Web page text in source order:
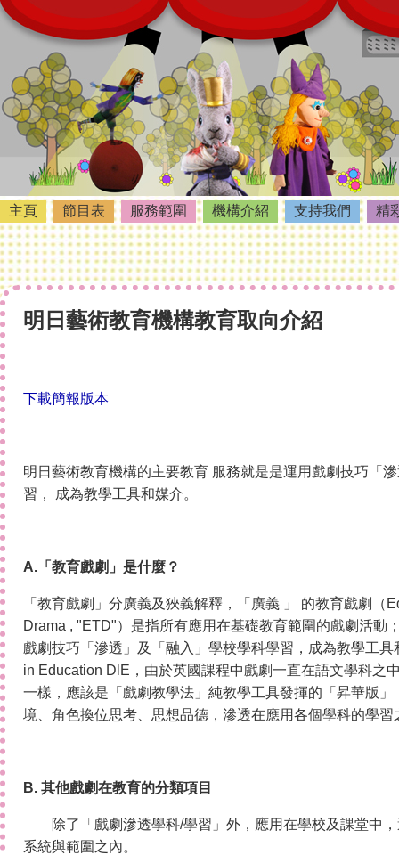
主頁 節目表 服務範圍 機構介紹 支持我們 精
明日藝術教育機構教育取向介紹
下載簡報版本
明日藝術教育機構的主要教育 服務就是是運用戲劇技巧「
習， 成為教學工具和媒介。
A. 「教育戲劇」是什麼？
「教育戲劇」分廣義及狹義解釋，「廣義 」 的教育戲劇（
Drama , "ETD"）是指所有應用在基礎教育範圍的戲劇活動
戲劇技巧「滲透」及「融入」學校學科學習，成為教學工
in Education DlE，由於英國課程中戲劇一直在語文學科之
一樣，應該是「戲劇教學法」純教學工具發揮的「昇華版
境、角色換位思考、思想品德，滲透在應用各個學科的學習
B. 其他戲劇在教育的分類項目
除了「戲劇滲透學科/學習」外，應用在學校及課堂中，
系統與範圍之內。